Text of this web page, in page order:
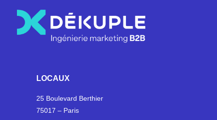
LOCAUX
25 Boulevard Berthier
75017 – Paris